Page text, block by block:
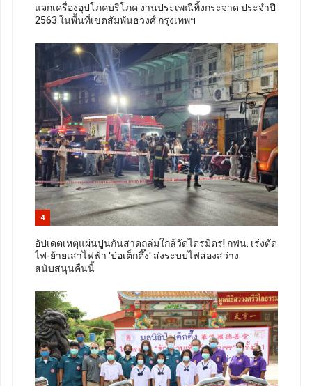
แจกเครื่องอุปโภคบริโภค งานประเพณีทิ้งกระจาด ประจำปี
2563 ในพื้นที่เขตสัมพันธวงศ์ กรุงเทพฯ
4
อัปเดตเหตุแผ่นปูนกันสาดถล่มใกล้วัดไตรมิตร! กฟน. เร่งตัด
ไฟ-ย้ายเสาไฟฟ้า 'ป่อเต็กตึ๊ง' ส่งระบบไฟส่องสว่าง
สนับสนุนคืนนี้